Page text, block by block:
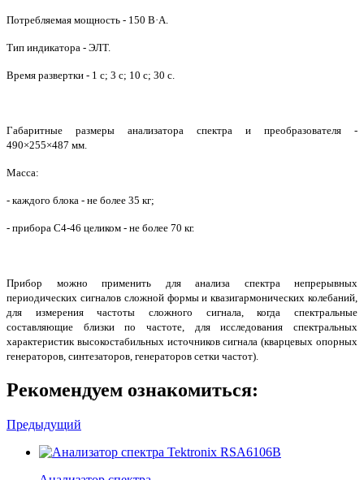
Потребляемая мощность - 150 В·А.
Тип индикатора - ЭЛТ.
Время развертки - 1 с; 3 с; 10 с; 30 с.
Габаритные размеры анализатора спектра и преобразователя -
490×255×487 мм.
Масса:
- каждого блока - не более 35 кг;
- прибора С4-46 целиком - не более 70 кг.
Прибор можно применить для анализа спектра непрерывных
периодических сигналов сложной формы и квазигармонических колебаний,
для измерения частоты сложного сигнала, когда спектральные
составляющие близки по частоте, для исследования спектральных
характеристик высокостабильных источников сигнала (кварцевых опорных
генераторов, синтезаторов, генераторов сетки частот).
Рекомендуем ознакомиться:
Предыдущий